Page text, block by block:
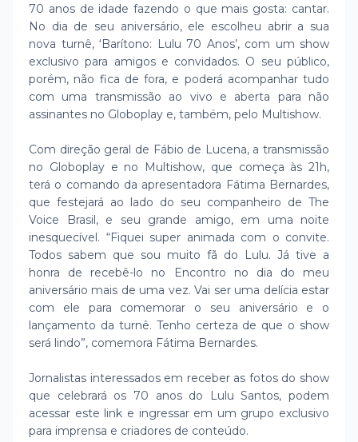
70 anos de idade fazendo o que mais gosta: cantar.
No dia de seu aniversário, ele escolheu abrir a sua
nova turnê, ‘Barítono: Lulu 70 Anos’, com um show
exclusivo para amigos e convidados. O seu público,
porém, não fica de fora, e poderá acompanhar tudo
com uma transmissão ao vivo e aberta para não
assinantes no Globoplay e, também, pelo Multishow.
Com direção geral de Fábio de Lucena, a transmissão
no Globoplay e no Multishow, que começa às 21h,
terá o comando da apresentadora Fátima Bernardes,
que festejará ao lado do seu companheiro de The
Voice Brasil, e seu grande amigo, em uma noite
inesquecível. “Fiquei super animada com o convite.
Todos sabem que sou muito fã do Lulu. Já tive a
honra de recebê-lo no Encontro no dia do meu
aniversário mais de uma vez. Vai ser uma delícia estar
com ele para comemorar o seu aniversário e o
lançamento da turnê. Tenho certeza de que o show
será lindo”, comemora Fátima Bernardes.
Jornalistas interessados em receber as fotos do show
que celebrará os 70 anos do Lulu Santos, podem
acessar este link e ingressar em um grupo exclusivo
para imprensa e criadores de conteúdo.